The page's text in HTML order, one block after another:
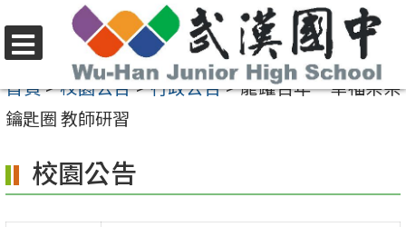
至
要
容
區
選
單
首頁>校園公告>行政公告>龍躍百年─幸福朵朵
鑰匙圈 教師研習
校園公告